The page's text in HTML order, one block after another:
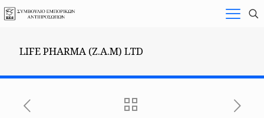
LIFE PHARMA (Z.A.M) LTD